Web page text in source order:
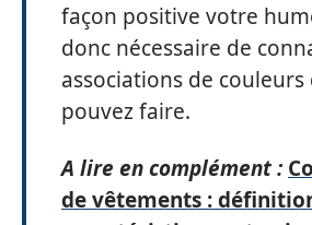
façon positive votre
donc nécessaire de
associations de couleurs
pouvez faire.
A lire en complément :
de vêtements :